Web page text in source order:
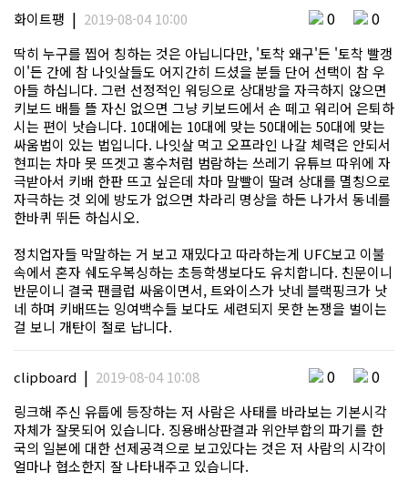
화이트팽 | 2019-08-04 10:00 0 0
딱히 누구를 찝어 칭하는 것은 아닙니다만, '토착 왜구'든 '토착 빨갱
이'든 간에 참 나잇살들도 어지간히 드셨을 분들 단어 선택이 참 우
아들 하십니다. 그런 선정적인 워딩으로 상대방을 자극하지 않으면
키보드 배틀 뜰 자신 없으면 그냥 키보드에서 손 떼고 워리어 은퇴하
시는 편이 낫습니다. 10대에는 10대에 맞는 50대에는 50대에 맞는
싸움법이 있는 법입니다. 나잇살 먹고 오프라인 나갈 체력은 안되서
현피는 차마 못 뜨겟고 홍수처럼 범람하는 쓰레기 유튜브 따위에 자
극받아서 키배 한판 뜨고 싶은데 차마 말빨이 딸려 상대를 멸칭으로
자극하는 것 외에 방도가 없으면 차라리 명상을 하든 나가서 동네를
한바퀴 뛰든 하십시오.
정치업자들 막말하는 거 보고 재밌다고 따라하는게 UFC보고 이불
속에서 혼자 쉐도우복싱하는 초등학생보다도 유치합니다. 친문이니
반문이니 결국 팬클럽 싸움이면서, 트와이스가 낫네 블랙핑크가 낫
네 하며 키배뜨는 잉여백수들 보다도 세련되지 못한 논쟁을 벌이는
걸 보니 개탄이 절로 납니다.
clipboard | 2019-08-04 10:08 0 0
링크해 주신 유툽에 등장하는 저 사람은 사태를 바라보는 기본시각
자체가 잘못되어 있습니다. 징용배상판결과 위안부합의 파기를 한
국의 일본에 대한 선제공격으로 보고있다는 것은 저 사람의 시각이
얼마나 협소한지 잘 나타내주고 있습니다.